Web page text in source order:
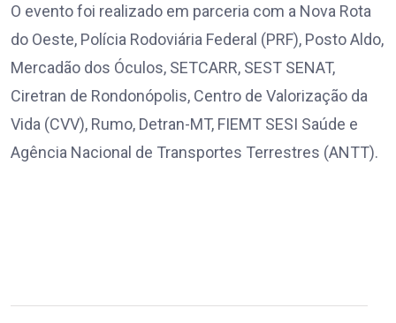
O evento foi realizado em parceria com a Nova Rota
do Oeste, Polícia Rodoviária Federal (PRF), Posto Aldo,
Mercadão dos Óculos, SETCARR, SEST SENAT,
Ciretran de Rondonópolis, Centro de Valorização da
Vida (CVV), Rumo, Detran-MT, FIEMT SESI Saúde e
Agência Nacional de Transportes Terrestres (ANTT).